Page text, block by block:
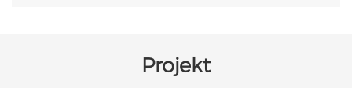
Projekt